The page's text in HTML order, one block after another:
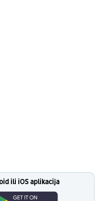
ili iOS aplikacija